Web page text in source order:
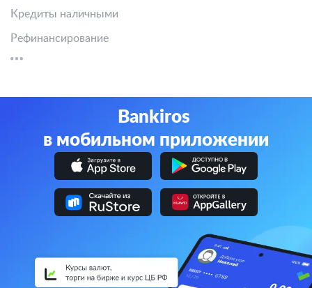
Кредиты наличными
Рефинансирование
Bankiros
в мобильном приложении